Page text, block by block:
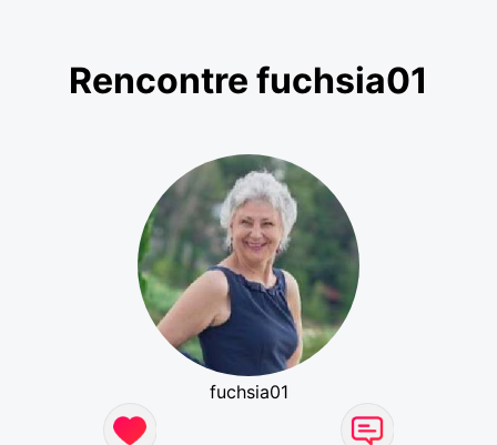
Rencontre fuchsia01
fuchsia01